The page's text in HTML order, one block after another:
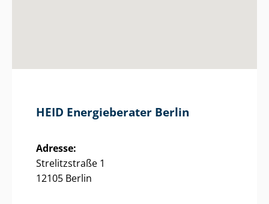
HEID Energieberater Berlin
Adresse:
Strelitzstraße 1
12105 Berlin